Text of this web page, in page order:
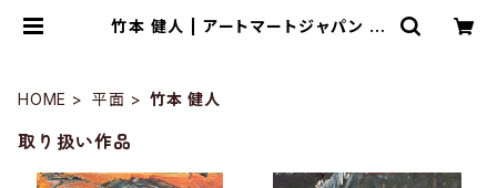
竹本 健人 | アートマートジャパン 十
HOME 平面 竹本 健人
取り扱い作品